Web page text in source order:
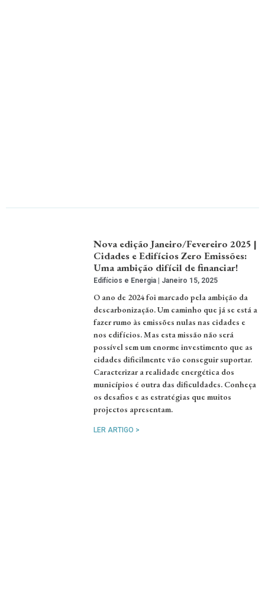
Nova edição Janeiro/Fevereiro 2025 |
Cidades e Edifícios Zero Emissões:
Uma ambição difícil de financiar!
Edifícios e Energia Janeiro 15, 2025
O ano de 2024 foi marcado pela ambição da
descarbonização. Um caminho que já se está a
fazer rumo às emissões nulas nas cidades e
nos edifícios. Mas esta missão não será
possível sem um enorme investimento que as
cidades dificilmente vão conseguir suportar.
Caracterizar a realidade energética dos
municípios é outra das dificuldades. Conheça
os desafios e as estratégias que muitos
projectos apresentam.
LER ARTIGO >